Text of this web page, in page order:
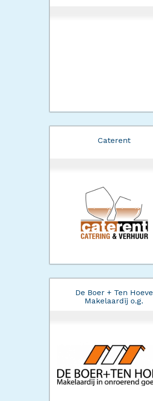
Caterent
De Boer + Ten Hoeve
Makelaardij o.g.